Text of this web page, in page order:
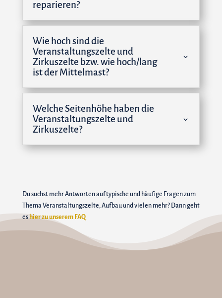
reparieren?
Wie hoch sind die
Veranstaltungszelte und
Zirkuszelte bzw. wie hoch/lang
ist der Mittelmast?
Welche Seitenhöhe haben die
Veranstaltungszelte und
Zirkuszelte?
Du suchst mehr Antworten auf typische und häufige Fragen zum
Thema Veranstaltungszelte, Aufbau und vielen mehr? Dann geht
eshier zu unserem FAQ